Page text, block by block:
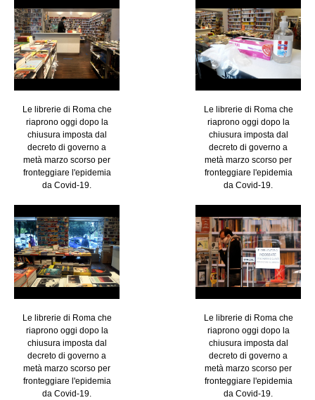
Le librerie di Roma che
riaprono oggi dopo la
chiusura imposta dal
decreto di governo a
metà marzo scorso per
fronteggiare l'epidemia
da Covid-19.
Le librerie di Roma che
riaprono oggi dopo la
chiusura imposta dal
decreto di governo a
metà marzo scorso per
fronteggiare l'epidemia
da Covid-19.
Le librerie di Roma che
riaprono oggi dopo la
chiusura imposta dal
decreto di governo a
metà marzo scorso per
fronteggiare l'epidemia
da Covid-19.
Le librerie di Roma che
riaprono oggi dopo la
chiusura imposta dal
decreto di governo a
metà marzo scorso per
fronteggiare l'epidemia
da Covid-19.